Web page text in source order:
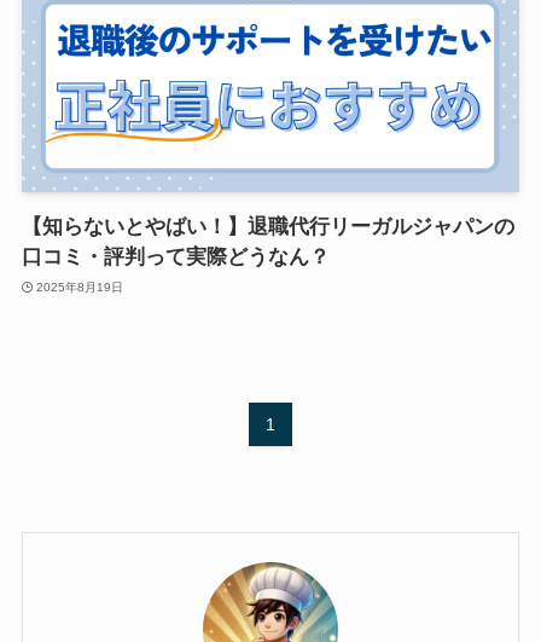
【知らないとやばい！】退職代行リーガルジャパンの
口コミ・評判って実際どうなん？
2025年8月19日
1